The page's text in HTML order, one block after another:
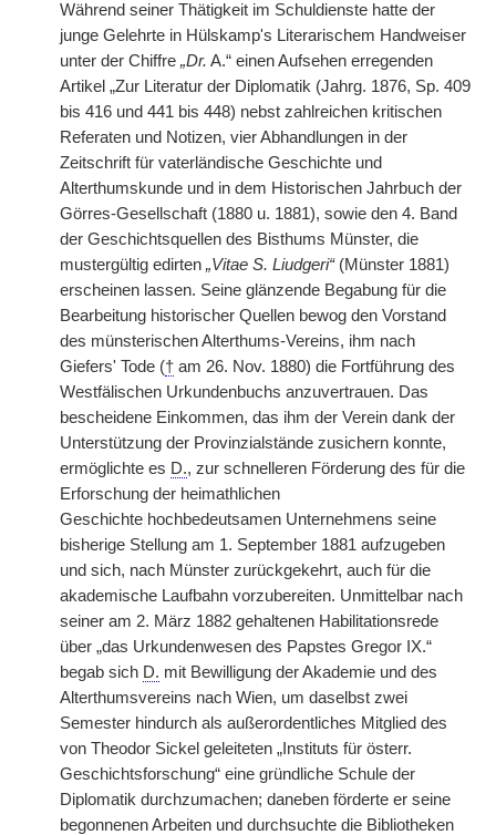
Während seiner Thätigkeit im Schuldienste hatte der
junge Gelehrte in Hülskamp's Literarischem Handweiser
unter der Chiffre „Dr. A.“ einen Aufsehen erregenden
Artikel „Zur Literatur der Diplomatik (Jahrg. 1876, Sp. 409
bis 416 und 441 bis 448) nebst zahlreichen kritischen
Referaten und Notizen, vier Abhandlungen in der
Zeitschrift für vaterländische Geschichte und
Alterthumskunde und in dem Historischen Jahrbuch der
Görres-Gesellschaft (1880 u. 1881), sowie den 4. Band
der Geschichtsquellen des Bisthums Münster, die
mustergültig edirten „Vitae S. Liudgeri“(Münster 1881)
erscheinen lassen. Seine glänzende Begabung für die
Bearbeitung historischer Quellen bewog den Vorstand
des münsterischen Alterthums-Vereins, ihm nach
Giefers' Tode († am 26. Nov. 1880) die Fortführung des
Westfälischen Urkundenbuchs anzuvertrauen. Das
bescheidene Einkommen, das ihm der Verein dank der
Unterstützung der Provinzialstände zusichern konnte,
ermöglichte es D., zur schnelleren Förderung des für die
Erforschung der heimathlichen
Geschichte hochbedeutsamen Unternehmens seine
bisherige Stellung am 1. September 1881 aufzugeben
und sich, nach Münster zurückgekehrt, auch für die
akademische Laufbahn vorzubereiten. Unmittelbar nach
seiner am 2. März 1882 gehaltenen Habilitationsrede
über „das Urkundenwesen des Papstes Gregor IX.“
begab sich D. mit Bewilligung der Akademie und des
Alterthumsvereins nach Wien, um daselbst zwei
Semester hindurch als außerordentliches Mitglied des
von Theodor Sickel geleiteten „Instituts für österr.
Geschichtsforschung“ eine gründliche Schule der
Diplomatik durchzumachen; daneben förderte er seine
begonnenen Arbeiten und durchsuchte die Bibliotheken